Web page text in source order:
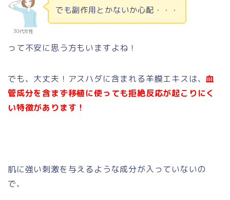
30代女性
でも副作用とかないか心配・・・
って不安に思う方もいますよね！
でも、大丈夫！アスハダに含まれる羊膜エキスは、血
管成分を含まず移植に使っても拒絶反応が起こりにく
い特徴があります！
肌に強い刺激を与えるような成分が入っていないの
で、